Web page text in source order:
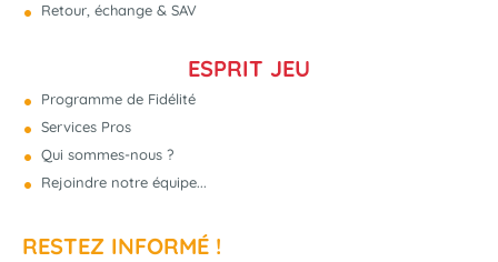
Retour, échange & SAV
ESPRIT JEU
Programme de Fidélité
Services Pros
Qui sommes-nous ?
Rejoindre notre équipe...
RESTEZ INFORMÉ !